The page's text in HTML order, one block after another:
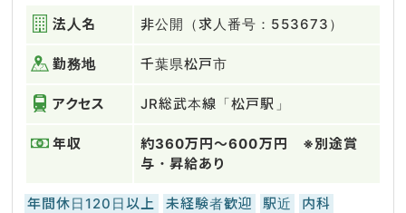
法人名 非公開（求人番号：553673）
勤務地 千葉県松戸市
アクセス JR総武本線「松戸駅」
年収
約360万円～600万円 ※別途賞
与・昇給あり
年間休日120日以上 未経験者歓迎 駅近
内科